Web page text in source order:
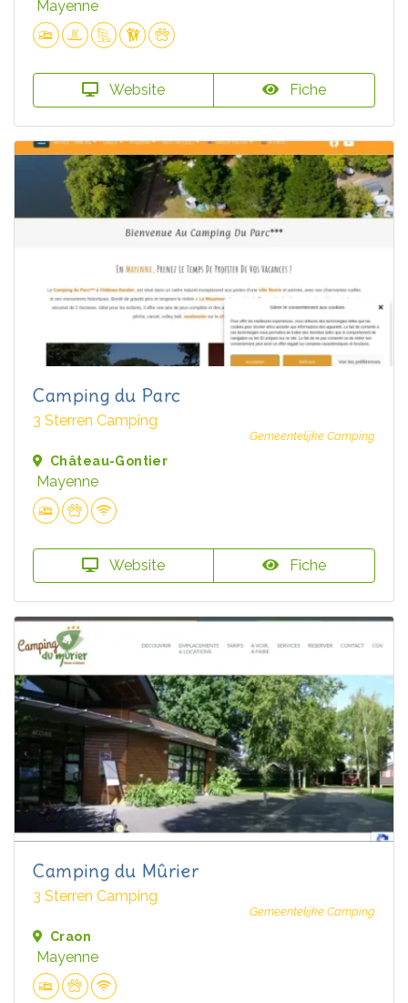
Mayenne
Website Fiche
Camping du Parc
3 Sterren Camping
Gemeentelijke Camping
Château-Gontier
Mayenne
Website Fiche
Camping du Mûrier
3 Sterren Camping
Gemeentelijke Camping
Craon
Mayenne